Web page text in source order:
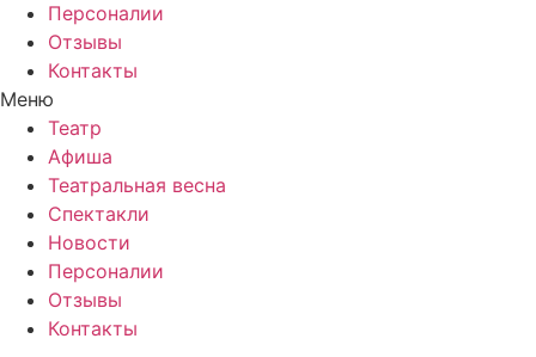
Персоналии
Отзывы
Контакты
Меню
Театр
Афиша
Театральная весна
Спектакли
Новости
Персоналии
Отзывы
Контакты